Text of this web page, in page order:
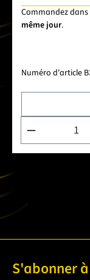
Commandez dans
même jour.
Numéro d'article
Quantité de
S'abonner